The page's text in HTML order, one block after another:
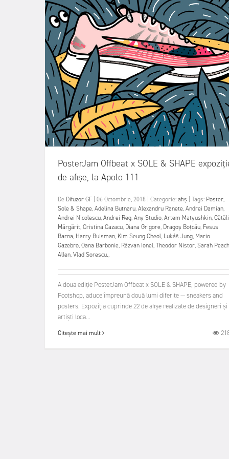
PosterJam Offbeat x SOLE & SHAPE
de afișe, la Apolo 111
De Difuzor GF | 06 Octombrie, 2018 | Categorie:afiș | Tags: Poster,
Sole & Shape,Adelina Butnaru,Alexandru Ranete,Andrei Damian,
Andrei Nicolescu,Andrei Reg,Any Studio,Artem Matyushkin,
Mărgărit,Cristina Cazacu, Diana Grigore, Dragoș Boțcău, Fesus
Barna, Harry Buisman, Kim Seung Cheol, Lukáš Jung, Mario
Gazebro,Oana Barbonie, Răzvan Ionel,Theodor Nistor,Sarah Peach
Allen,Vlad Sorescu.,
A doua ediție PosterJam Offbeat x SOLE & SHAPE, powered by
Footshop, aduce împreună două lumi diferite — sneakers and
posters. Expoziția cuprinde 22 de afișe realizate de designeri și
artiști loca...
Citește mai mult